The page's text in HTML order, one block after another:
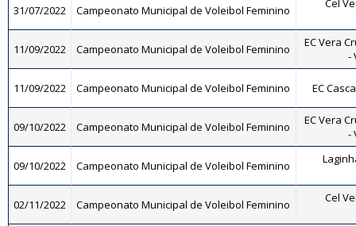
31/07/2022 Campeonato Municipal de Voleibol Feminino Cel
11/09/2022 Campeonato Municipal de Voleibol Feminino
EC Vera
-
11/09/2022 Campeonato Municipal de Voleibol Feminino EC
09/10/2022 Campeonato Municipal de Voleibol Feminino
EC Vera
-
09/10/2022 Campeonato Municipal de Voleibol Feminino
02/11/2022 Campeonato Municipal de Voleibol Feminino Cel